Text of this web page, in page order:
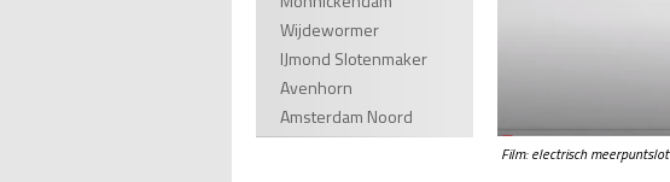
Wijdewormer
IJmond Slotenmaker
Avenhorn
Amsterdam Noord
Film: electrisch meerpuntslot